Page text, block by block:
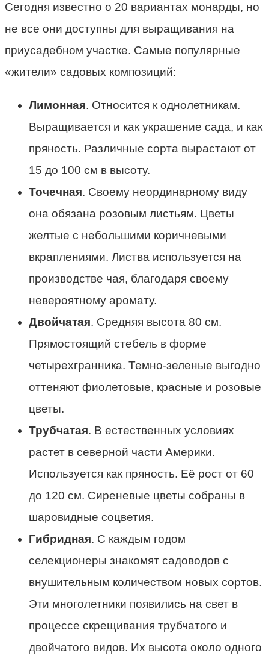
Сегодня известно о 20 вариантах монарды, но
не все они доступны для выращивания на
приусадебном участке. Самые популярные
«жители» садовых композиций:
Лимонная. Относится к однолетникам.
Выращивается и как украшение сада, и как
пряность. Различные сорта вырастают от
15 до 100 см в высоту.
Точечная. Своему неординарному виду
она обязана розовым листьям. Цветы
желтые с небольшими коричневыми
вкраплениями. Листва используется на
производстве чая, благодаря своему
невероятному аромату.
Двойчатая. Средняя высота 80 см.
Прямостоящий стебель в форме
четырехгранника. Темно-зеленые выгодно
оттеняют фиолетовые, красные и розовые
цветы.
Трубчатая. В естественных условиях
растет в северной части Америки.
Используется как пряность. Её рост от 60
до 120 см. Сиреневые цветы собраны в
шаровидные соцветия.
Гибридная. С каждым годом
селекционеры знакомят садоводов с
внушительным количеством новых сортов.
Эти многолетники появились на свет в
процессе скрещивания трубчатого и
двойчатого видов. Их высота около одного